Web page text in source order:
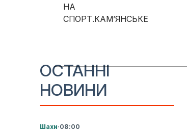
Skip to content
НА
СПОРТ.КАМ’ЯНСЬКЕ
ОСТАННІ
НОВИНИ
Шахи·08:00